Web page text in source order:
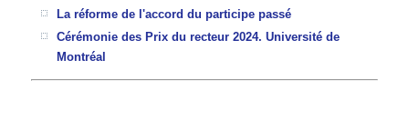
La réforme de l'accord du participe passé
Cérémonie des Prix du recteur 2024. Université de
Montréal